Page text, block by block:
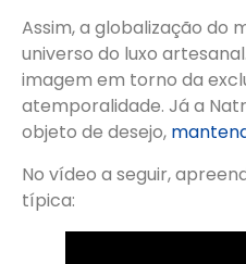
Assim, a globalização do
universo do luxo
imagem em torno da
atemporalidade. Já a
objeto de desejo,
No vídeo a seguir,
típica: